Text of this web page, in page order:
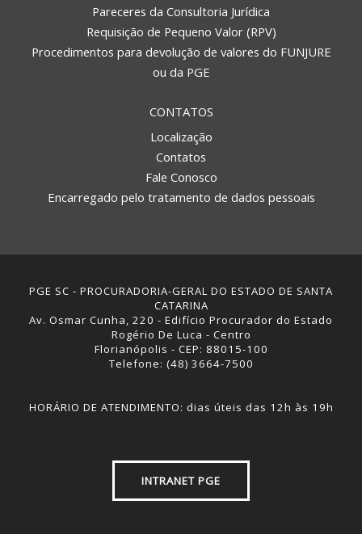
Pareceres da Consultoria Jurídica
Requisição de Pequeno Valor (RPV)
Procedimentos para devolução de valores do FUNJURE
ou da PGE
CONTATOS
Localização
Contatos
Fale Conosco
Encarregado pelo tratamento de dados pessoais
PGE SC - PROCURADORIA-GERAL DO ESTADO DE SANTA
CATARINA
Av. Osmar Cunha, 220 - Edifício Procurador do Estado
Rogério De Luca - Centro
Florianópolis - CEP: 88015-100
Telefone: (48) 3664-7500
HORÁRIO DE ATENDIMENTO: dias úteis das 12h às 19h
INTRANET PGE